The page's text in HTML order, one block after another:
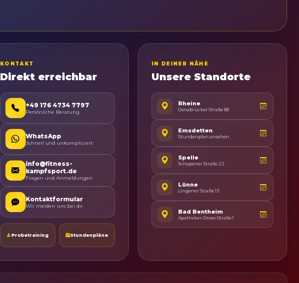
KONTAKT
Direkt erreichbar
+49 176 4734 7797
Persönliche Beratung
WhatsApp
Schnell und unkompliziert
info@fitness-
kampfsport.de
Fragen und Anmeldungen
Kontaktformular
Wir melden uns bei dir
Probetraining Stundenpläne
IN DEINER NÄHE
Unsere Standorte
Rheine
Osnabrücker Straße 88
Emsdetten
Stundenplan ansehen
Spelle
Schapener Straße 22
Lünne
Lingener Straße 13
Bad Bentheim
Apotheker-Drees-Straße 1